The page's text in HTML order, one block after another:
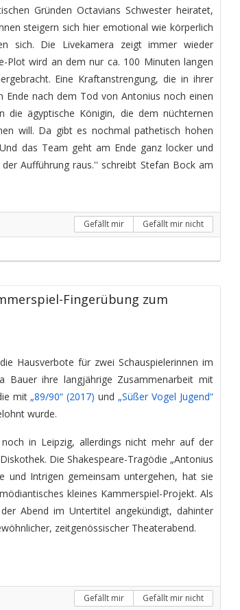
Gründen Octavians Schwester heiratet,
steigern sich hier emotional wie körperlich
sich. Die Livekamera zeigt immer wieder
Plot wird an dem nur ca. 100 Minuten langen
Eine Kraftanstrengung, die in ihrer
nach dem Tod von Antonius noch einen
die ägyptische Königin, die dem nüchternen
will. Da gibt es nochmal pathetisch hohen
das Team geht am Ende ganz locker und
Aufführung raus.'' schreibt Stefan Bock am
Gefällt mir Gefällt mir nicht
Fingerübung zum
Hausverbote für zwei Schauspielerinnen im
Bauer ihre langjährige Zusammenarbeit mit
mit „89/90“ (2017) und „Süßer Vogel Jugend“
wurde.
in Leipzig, allerdings nicht mehr auf der
Die Shakespeare-Tragödie „Antonius
und Intrigen gemeinsam untergehen, hat sie
kleines Kammerspiel-Projekt. Als
Abend im Untertitel angekündigt, dahinter
zeitgenössischer Theaterabend.
Gefällt mir Gefällt mir nicht